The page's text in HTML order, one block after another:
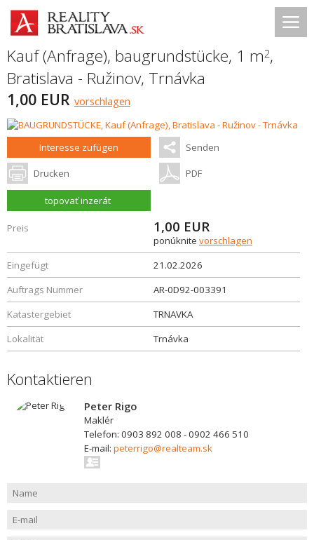
Kauf (Anfrage), baugrundstücke, 1 m2,
Bratislava - Ružinov, Trnávka
1,00 EUR vorschlagen
Interesse zufügen Senden
Drucken PDF
topovať inzerát
Preis 1,00 EUR
ponúknite vorschlagen
Eingefügt
21.02.2026
Auftrags Nummer
AR-0D92-003391
Katastergebiet
TRNAVKA
Lokalität
Trnávka
Kontaktieren
Peter Rigo
Maklér
Telefon: 0903 892 008 - 0902 466 510
E-mail: peterrigo@realteam.sk